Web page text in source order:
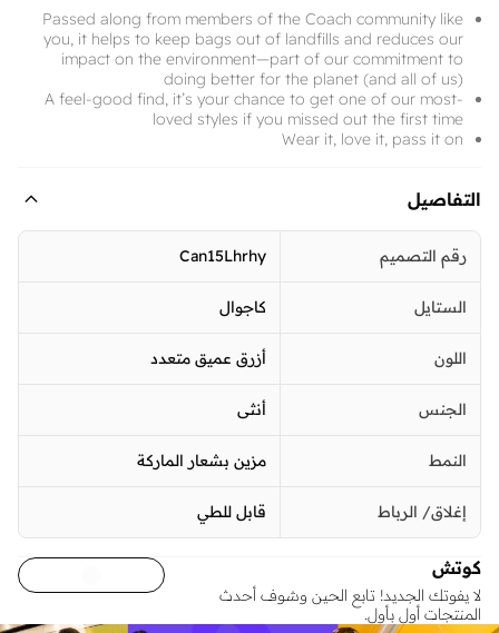
Passed along from members of the Coach community like
you, it helps to keep bags out of landfills and reduces our
impact on the environment—part of our commitment to
doing better for the planet (and all of us)
A feel-good find, it’s your chance to get one of our most-
loved styles if you missed out the first time
Wear it, love it, pass it on
التفاصيل
رقم التصميم Can15Lhrhy
الستايل كاجوال
اللون أزرق عميق متعدد
الجنس أنثى
النمط مزين بشعار الماركة
إغلاق/ الرباط قابل للطي
كوتش
لا يفوتك الجديد! تابع الحين وشوف أحدث
المنتجات أول بأول.